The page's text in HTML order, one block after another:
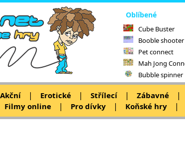
Oblíbené
Cube Buster
Booble shooter
Pet connect
Mah Jong
Bubble spinner
Akční | Erotické | Střílecí | Zábavné |
Filmy online | Pro dívky | Koňské hry |